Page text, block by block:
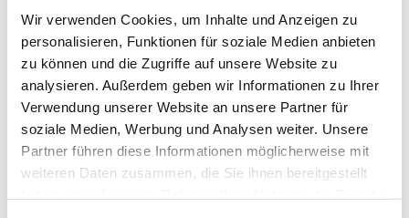
Wir verwenden Cookies, um Inhalte und Anzeigen zu
personalisieren, Funktionen für soziale Medien anbieten
zu können und die Zugriffe auf unsere Website zu
analysieren. Außerdem geben wir Informationen zu Ihrer
Verwendung unserer Website an unsere Partner für
soziale Medien, Werbung und Analysen weiter. Unsere
Partner führen diese Informationen möglicherweise mit
weiteren Daten zusammen, die Sie ihnen bereitgestellt